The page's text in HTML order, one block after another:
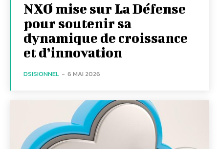
NXO mise sur La Défense
pour soutenir sa
dynamique de croissance
et d’innovation
DSISIONNEL - 6 MAI 2026